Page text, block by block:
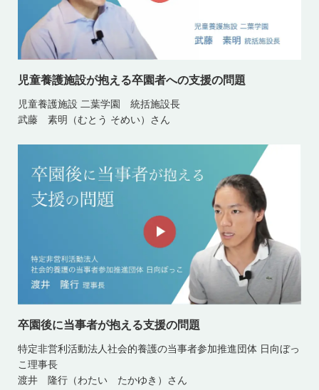
児童養護施設が抱える卒園者への支援の問題
児童養護施設 二葉学園 統括施設長
武藤 素明（むとう そめい）さん
卒園後に当事者が抱える支援の問題
特定非営利活動法人社会的養護の当事者参加推進団体 日向ぼっ
こ理事長
渡井 隆行（わたい たかゆき）さん